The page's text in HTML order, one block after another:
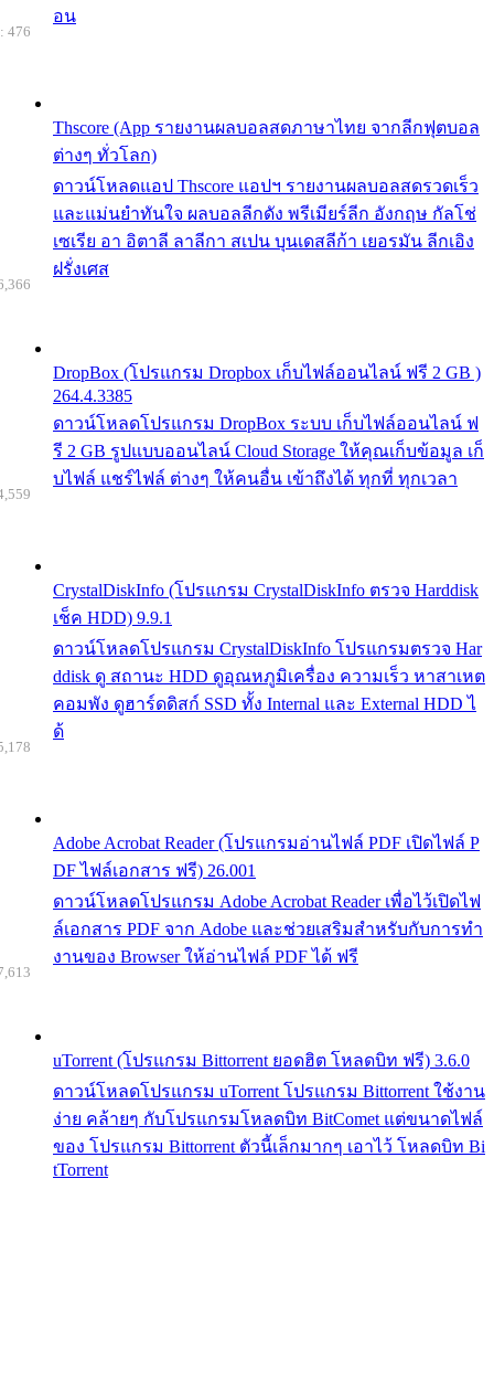
อน
Thscore (App รายงานผลบอลสดภาษาไทย จากลีกฟุตบอล
ต่างๆ ทั่วโลก)
ดาวน์โหลดแอป Thscore แอปฯ รายงานผลบอลสดรวดเร็ว
และแม่นยำทันใจ ผลบอลลีกดัง พรีเมียร์ลีก อังกฤษ กัลโช่
เซเรีย อา อิตาลี ลาลีกา สเปน บุนเดสลีก้า เยอรมัน ลีกเอิง
ฝรั่งเศส
476
DropBox (โปรแกรม Dropbox เก็บไฟล์ออนไลน์ ฟรี 2 GB )
264.4.3385
ดาวน์โหลดโปรแกรม DropBox ระบบ เก็บไฟล์ออนไลน์ ฟ
รี 2 GB รูปแบบออนไลน์ Cloud Storage ให้คุณเก็บข้อมูล เก็
บไฟล์ แชร์ไฟล์ ต่างๆ ให้คนอื่น เข้าถึงได้ ทุกที่ ทุกเวลา
CrystalDiskInfo (โปรแกรม CrystalDiskInfo ตรวจ Harddisk
เช็ค HDD) 9.9.1
ดาวน์โหลดโปรแกรม CrystalDiskInfo โปรแกรมตรวจ Har
ddisk ดู สถานะ HDD ดูอุณหภูมิเครื่อง ความเร็ว หาสาเหต
คอมพัง ดูฮาร์ดดิสก์ SSD ทั้ง Internal และ External HDD ไ
ด้
Adobe Acrobat Reader (โปรแกรมอ่านไฟล์ PDF เปิดไฟล์ P
DF ไฟล์เอกสาร ฟรี) 26.001
ดาวน์โหลดโปรแกรม Adobe Acrobat Reader เพื่อไว้เปิดไฟ
ล์เอกสาร PDF จาก Adobe และช่วยเสริมสำหรับกับการทำ
งานของ Browser ให้อ่านไฟล์ PDF ได้ ฟรี
uTorrent (โปรแกรม Bittorrent ยอดฮิต โหลดบิท ฟรี) 3.6.0
ดาวน์โหลดโปรแกรม uTorrent โปรแกรม Bittorrent ใช้งาน
ง่าย คล้ายๆ กับโปรแกรมโหลดบิท BitComet แต่ขนาดไฟล์
ของ โปรแกรม Bittorrent ตัวนี้เล็กมากๆ เอาไว้ โหลดบิท Bi
tTorrent